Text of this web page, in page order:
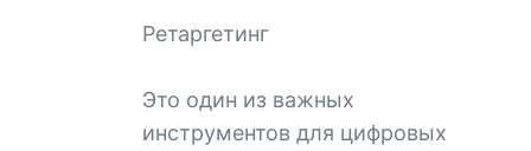
Ретаргетинг
Это один из важных
инструментов для цифровых